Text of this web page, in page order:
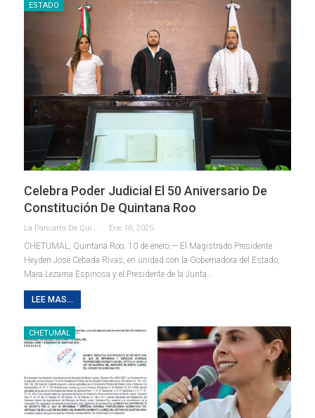
ESTADO
Celebra Poder Judicial El 50 Aniversario De
Constitución De Quintana Roo
Ene 10, 2025
CHETUMAL, Quintana Roo, 10 de enero.— El Magistrado Presidente
Heyden José Cebada Rivas, en unidad con la Gobernadora del Estado,
Mara Lezama Espinosa y el Presidente de la Junta
LEE MAS...
CHETUMAL